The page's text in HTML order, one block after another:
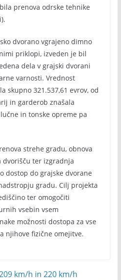
prenova odrske tehnike
dvorano vgrajeno dimno
priklopi, izveden je bil
dela v grajski dvorani
varnosti. Vrednost
skupno 321.537,61 evrov, od
in garderob znašala
in tonske opreme pa
strehe gradu, obnova
dvorišču ter izgradnja
dostop do grajske dvorane
gradu. Cilj projekta
ter omogočiti
vsebin vsem
možnosti dostopa za vse
njihove fizične omejitve.
km/h in 220 km/h